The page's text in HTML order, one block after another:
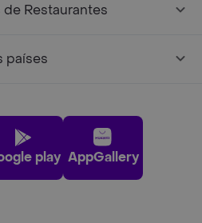
de Restaurantes
países
play AppGallery